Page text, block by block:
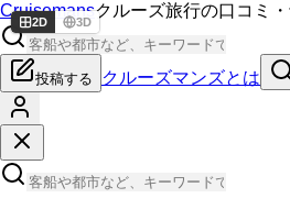
Cruisemansクルーズ旅行の口コミ
投稿する クルーズマンズとは
2D 3D